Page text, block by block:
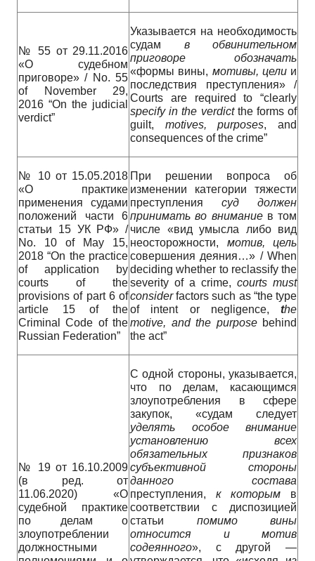
№ 55 от 29.11.2016
«О судебном
приговоре» / No. 55
of November 29,
2016 “On the judicial
verdict”
Указывается на необходимость
судам в
обвинительном
приговоре
обозначать
«формы вины, мотивы, целии
последствия преступления» /
Courts are required to “clearly
specify in the verdictthe forms of
guilt, motives, purposes, and
consequences of the crime”
№ 10 от 15.05.2018
«О практике
применения судами
положений части 6
статьи 15 УК РФ» /
No. 10 of May 15,
2018 “On the practice
of application by
courts of the
provisions of part 6 of
article 15 of the
Criminal Code of the
Russian Federation”
При решении вопроса об
изменении категории тяжести
преступления суд
должен
принимать во вниманиев том
числе «вид умысла либо вид
неосторожности, мотив, цель
совершения деяния…» / When
deciding whether to reclassify the
severity of a crime, courts must
considerfactors such as “the type
of intent or negligence, the
motive, and the purposebehind
the act”
№ 19 от 16.10.2009
(в ред. от
11.06.2020) «О
судебной практике
по делам о
злоупотреблении
должностными
С одной стороны, указывается,
что по делам, касающимся
злоупотребления в сфере
закупок, «судам следует
уделять особое внимание
установлению всех
обязательных признаков
субъективной стороны
данного состава
преступления, к которым в
соответствии с диспозицией
статьи помимо вины
относится и мотив
содеянного», с другой —